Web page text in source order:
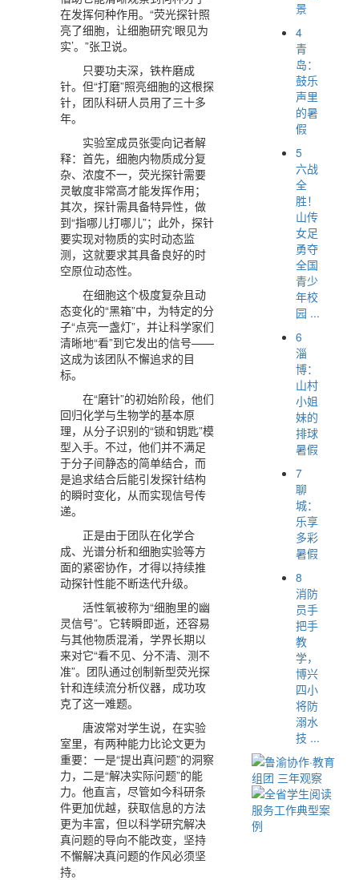
在发挥何种作用。“荧光探针照
亮了细胞，让细胞研究‘眼见为
实’。”张卫说。
只要功夫深，铁杵磨成
针。但“打磨”照亮细胞的这根探
针，团队科研人员用了三十多
年。
实验室成员张雯向记者解
释：首先，细胞内物质成分复
杂、浓度不一，荧光探针需要
灵敏度非常高才能发挥作用；
其次，探针需具备特异性，做
到“指哪儿打哪儿”；此外，探针
要实现对物质的实时动态监
测，这就要求其具备良好的时
空原位动态性。
在细胞这个极度复杂且动
态变化的“黑箱”中，为特定的分
子“点亮一盏灯”，并让科学家们
清晰地“看”到它发出的信号——
这成为该团队不懈追求的目
标。
在“磨针”的初始阶段，他们
回归化学与生物学的基本原
理，从分子识别的“锁和钥匙”模
型入手。不过，他们并不满足
于分子间静态的简单结合，而
是追求结合后能引发探针结构
的瞬时变化，从而实现信号传
递。
正是由于团队在化学合
成、光谱分析和细胞实验等方
面的紧密协作，才得以持续推
动探针性能不断迭代升级。
活性氧被称为“细胞里的幽
灵信号”。它转瞬即逝，还容易
与其他物质混淆，学界长期以
来对它“看不见、分不清、测不
准”。团队通过创制新型荧光探
针和连续流分析仪器，成功攻
克了这一难题。
唐波常对学生说，在实验
室里，有两种能力比论文更为
重要：一是“提出真问题”的洞察
力，二是“解决实际问题”的能
力。他直言，尽管如今科研条
件更加优越，获取信息的方法
更为丰富，但以科学研究解决
真问题的导向不能改变，坚持
不懈解决真问题的作风必须坚
持。
景
4
青
岛：
鼓乐
声里
的暑
假
5
六战
全
胜！
山传
女足
勇夺
全国
青少
年校
园 ...
6
淄
博：
山村
小姐
妹的
排球
暑假
7
聊
城：
乐享
多彩
暑假
8
消防
员手
把手
教
学，
博兴
四小
将防
溺水
技 ...